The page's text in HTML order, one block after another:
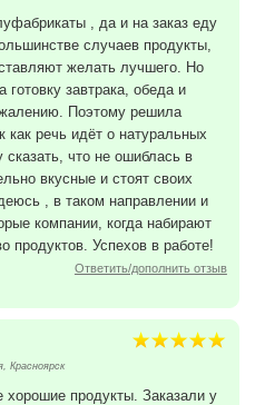
, да и на заказ еду
случаев продукты,
желать лучшего. Но
готовку завтрака, обеда и
Поэтому решила
как речь идёт о натуральных
что не ошиблась в
вкусные и стоят своих
, в таком направлении и
компании, когда набирают
продуктов. Успехов в работе!
Ответить/дополнить отзыв
Красноярск
продукты. Заказали у